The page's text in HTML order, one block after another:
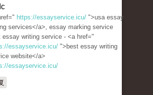
https://essayservice.icu/ ">usa essay
services</a>, essay marking service
essay writing service - <a href="
essayservice.icu/ ">best essay writing
website</a>
essayservice.icu/